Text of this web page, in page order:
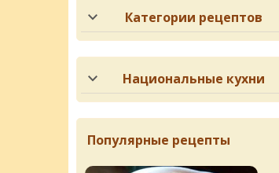
Категории рецептов
Национальные кухни
Популярные рецепты